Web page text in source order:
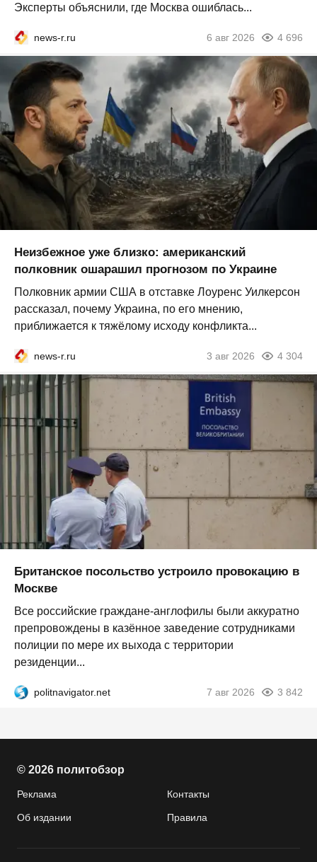
Эксперты объяснили, где Москва ошиблась...
news-r.ru 6 авг 2026 4 696
Неизбежное уже близко: американский
полковник ошарашил прогнозом по Украине
Полковник армии США в отставке Лоуренс Уилкерсон
рассказал, почему Украина, по его мнению,
приближается к тяжёлому исходу конфликта...
news-r.ru 3 авг 2026 4 304
Британское посольство устроило провокацию в
Москве
Все российские граждане-англофилы были аккуратно
препровождены в казённое заведение сотрудниками
полиции по мере их выхода с территории
резиденции...
politnavigator.net 7 авг 2026 3 842
© 2026 политобзор
Реклама Контакты
Об издании Правила